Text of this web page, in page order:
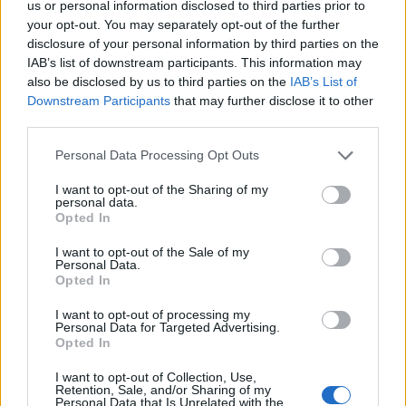
us or personal information disclosed to third parties prior to
your opt-out. You may separately opt-out of the further
disclosure of your personal information by third parties on the
IAB’s list of downstream participants. This information may
also be disclosed by us to third parties on the IAB’s List of
Downstream Participants that may further disclose it to other
Personal Data Processing Opt Outs
I want to opt-out of the Sharing of my
personal data.
Opted In
I want to opt-out of the Sale of my
Personal Data.
Opted In
I want to opt-out of processing my
Personal Data for Targeted Advertising.
Opted In
I want to opt-out of Collection, Use,
Retention, Sale, and/or Sharing of my
Personal Data that Is Unrelated with the
prostitucije;
V povezavi z omenjeno problematiko velja
poudariti, da storilci z zlorabo odvisnega in
podrejenega položaja domnevnih žrtev in z
zlorabo ranljivosti žrtev dosežejo žrtvino
podreditev in vdajanje v prostitucijo. Ugotavlja se,
da storilci žrtev ne prisiljujejo v prostitucijo z
temveč za njihov nadzor uporabljajo prefinjene
spravljanja v finančno odvisnosti, kot npr. s
hišnega reda in pravil na delovnem mestu, fiktivno